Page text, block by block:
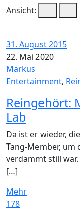
Ansicht:
31. August 2015
22. Mai 2020
Markus
Entertainment,
Reingehört:
Lab
Da ist er wieder,
Tang-Member, um
verdammt still
[…]
Mehr
178